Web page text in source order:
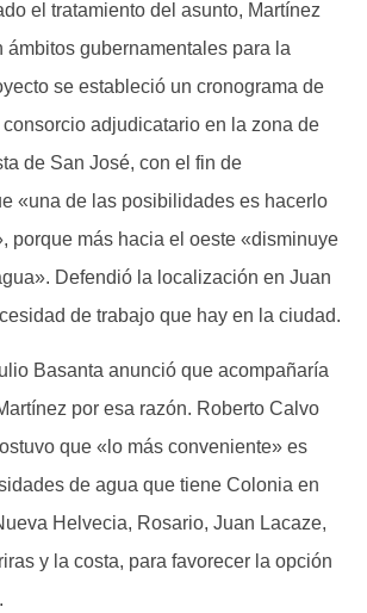
el tratamiento del asunto, Martínez
ámbitos gubernamentales para la
se estableció un cronograma de
adjudicatario en la zona de
de San José, con el fin de
«una de las posibilidades es hacerlo
porque más hacia el oeste «disminuye
Defendió la localización en Juan
de trabajo que hay en la ciudad.
Basanta anunció que acompañaría
por esa razón. Roberto Calvo
que «lo más conveniente» es
de agua que tiene Colonia en
Helvecia, Rosario, Juan Lacaze,
y la costa, para favorecer la opción